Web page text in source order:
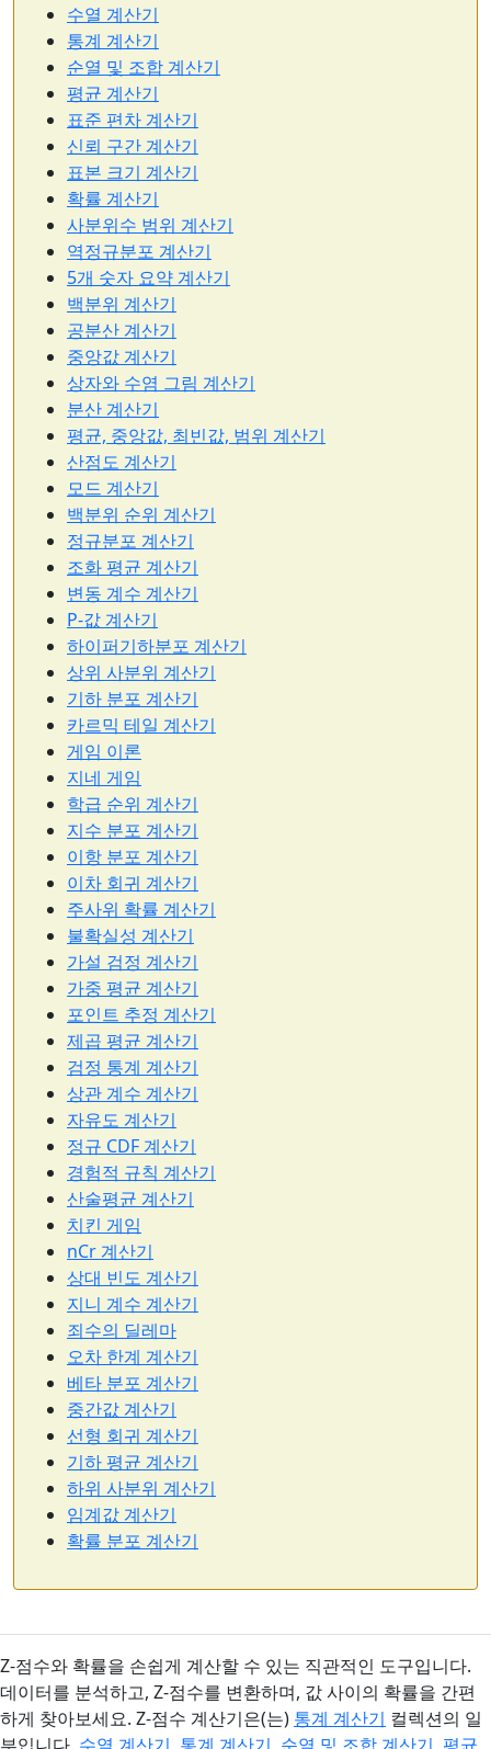
수열 계산기
통계 계산기
순열 및 조합 계산기
평균 계산기
표준 편차 계산기
신뢰 구간 계산기
표본 크기 계산기
확률 계산기
사분위수 범위 계산기
역정규분포 계산기
5개 숫자 요약 계산기
백분위 계산기
공분산 계산기
중앙값 계산기
상자와 수염 그림 계산기
분산 계산기
평균, 중앙값, 최빈값, 범위 계산기
산점도 계산기
모드 계산기
백분위 순위 계산기
정규분포 계산기
조화 평균 계산기
변동 계수 계산기
P-값 계산기
하이퍼기하분포 계산기
상위 사분위 계산기
기하 분포 계산기
카르믹 테일 계산기
게임 이론
지네 게임
학급 순위 계산기
지수 분포 계산기
이항 분포 계산기
이차 회귀 계산기
주사위 확률 계산기
불확실성 계산기
가설 검정 계산기
가중 평균 계산기
포인트 추정 계산기
제곱 평균 계산기
검정 통계 계산기
상관 계수 계산기
자유도 계산기
정규 CDF 계산기
경험적 규칙 계산기
산술평균 계산기
치킨 게임
nCr 계산기
상대 빈도 계산기
지니 계수 계산기
죄수의 딜레마
오차 한계 계산기
베타 분포 계산기
중간값 계산기
선형 회귀 계산기
기하 평균 계산기
하위 사분위 계산기
임계값 계산기
확률 분포 계산기
Z-점수와 확률을 손쉽게 계산할 수 있는 직관적인 도구입니다.
데이터를 분석하고, Z-점수를 변환하며, 값 사이의 확률을 간편
하게 찾아보세요. Z-점수 계산기은(는) 통계 계산기 컬렉션의 일